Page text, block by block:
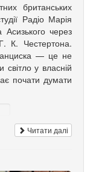
британських
Радіо Марія
Асизького через
К. Честертона.
— це не
світло у власній
почати думати
Читати далі